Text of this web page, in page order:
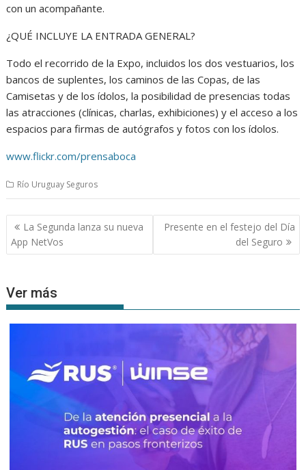
con un acompañante.
¿QUÉ INCLUYE LA ENTRADA GENERAL?
Todo el recorrido de la Expo, incluidos los dos vestuarios, los
bancos de suplentes, los caminos de las Copas, de las
Camisetas y de los ídolos, la posibilidad de presencias todas
las atracciones (clínicas, charlas, exhibiciones) y el acceso a los
espacios para firmas de autógrafos y fotos con los ídolos.
www.flickr.com/prensaboca
Río Uruguay Seguros
Navegación
de
entradas
La Segunda lanza su nueva
App NetVos
Presente en el festejo del Día
del Seguro
Ver más